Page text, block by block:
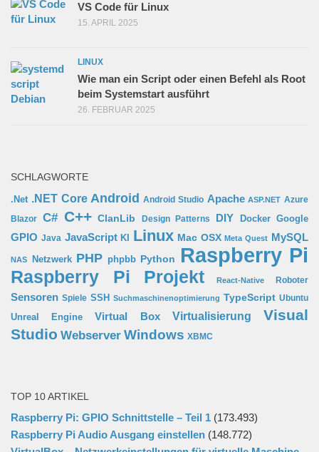
VS Code für Linux
15. APRIL 2025
LINUX
Wie man ein Script oder einen Befehl als Root
beim Systemstart ausführt
26. FEBRUAR 2025
SCHLAGWORTE
.Net .NET Core Android Android Studio Apache ASP.NET Azure
Blazor C# C++ ClanLib Design Patterns DIY Docker Google
GPIO Java JavaScript KI Linux Mac OSX Meta Quest MySQL
NAS Netzwerk PHP phpbb Python Raspberry Pi
Raspberry Pi Projekt React-Native Roboter
Sensoren Spiele SSH Suchmaschinenoptimierung TypeScript Ubuntu
Unreal Engine
Virtual Box Virtualisierung
Visual
Studio Webserver Windows XBMC
TOP 10 ARTIKEL
Raspberry Pi: GPIO Schnittstelle – Teil 1 (173.493)
Raspberry Pi Audio Ausgang einstellen (148.772)